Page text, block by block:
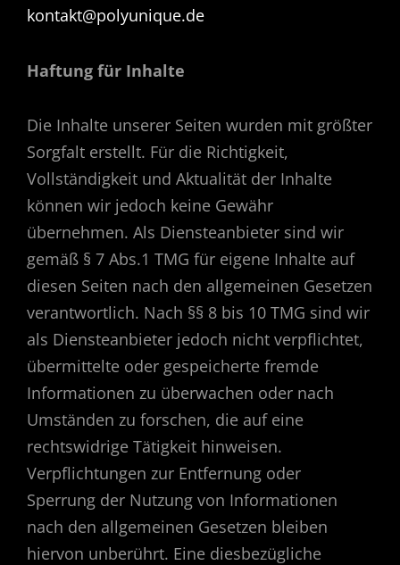
kontakt@polyunique.de
Haftung für Inhalte
Die Inhalte unserer Seiten wurden mit größter
Sorgfalt erstellt. Für die Richtigkeit,
Vollständigkeit und Aktualität der Inhalte
können wir jedoch keine Gewähr
übernehmen. Als Diensteanbieter sind wir
gemäß § 7 Abs.1 TMG für eigene Inhalte auf
diesen Seiten nach den allgemeinen Gesetzen
verantwortlich. Nach §§ 8 bis 10 TMG sind wir
als Diensteanbieter jedoch nicht verpflichtet,
übermittelte oder gespeicherte fremde
Informationen zu überwachen oder nach
Umständen zu forschen, die auf eine
rechtswidrige Tätigkeit hinweisen.
Verpflichtungen zur Entfernung oder
Sperrung der Nutzung von Informationen
nach den allgemeinen Gesetzen bleiben
hiervon unberührt. Eine diesbezügliche